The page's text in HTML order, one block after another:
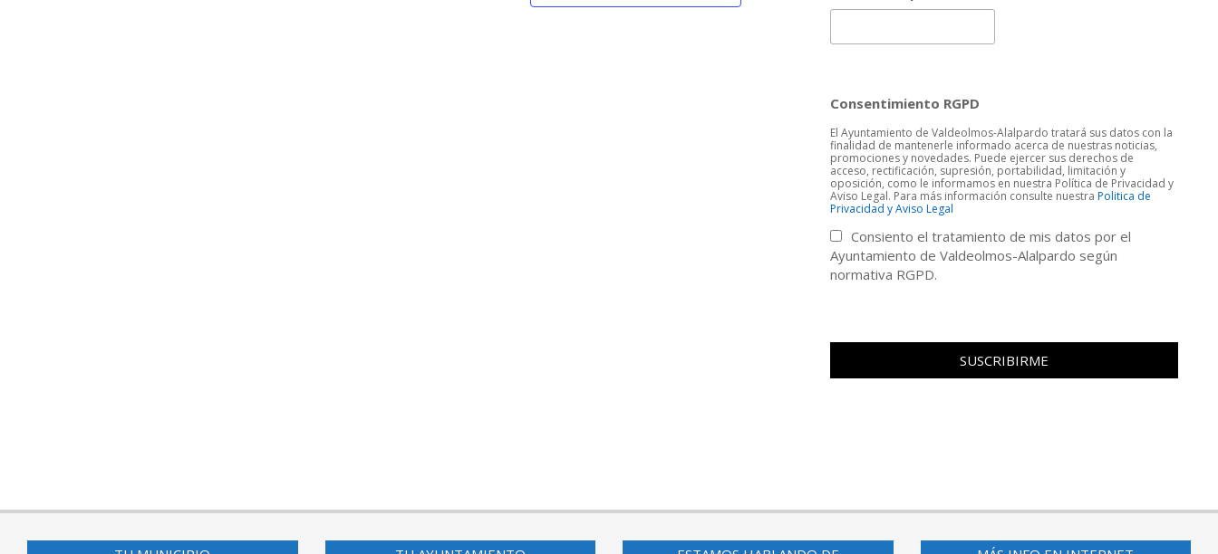
Consentimiento RGPD
El Ayuntamiento de Valdeolmos-Alalpardo tratará sus datos con la
finalidad de mantenerle informado acerca de nuestras noticias,
promociones y novedades. Puede ejercer sus derechos de
acceso, rectificación, supresión, portabilidad, limitación y
oposición, como le informamos en nuestra Política de Privacidad y
Aviso Legal. Para más información consulte nuestraPolitica de
Privacidad y Aviso Legal
Consiento el tratamiento de mis datos por el
Ayuntamiento de Valdeolmos-Alalpardo según
normativa RGPD.